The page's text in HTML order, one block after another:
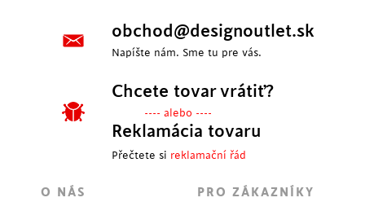
obchod@designoutlet.sk
Napíšte nám. Sme tu pre vás.
Chcete tovar vrátiť?
---- alebo ----
Reklamácia tovaru
Přečtete si reklamační řád
O NÁS PRO ZÁKAZNÍKY